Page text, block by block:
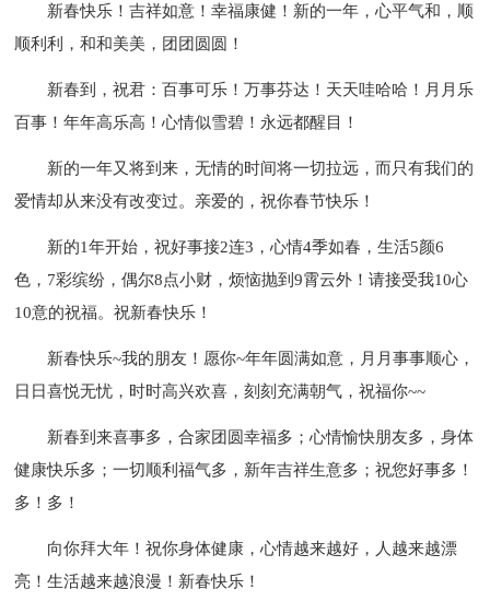
新春快乐！吉祥如意！幸福康健！新的一年，心平气和，顺
顺利利，和和美美，团团圆圆！
新春到，祝君：百事可乐！万事芬达！天天哇哈哈！月月乐
百事！年年高乐高！心情似雪碧！永远都醒目！
新的一年又将到来，无情的时间将一切拉远，而只有我们的
爱情却从来没有改变过。亲爱的，祝你春节快乐！
新的1年开始，祝好事接2连3，心情4季如春，生活5颜6
色，7彩缤纷，偶尔8点小财，烦恼抛到9霄云外！请接受我10心
10意的祝福。祝新春快乐！
新春快乐~我的朋友！愿你~年年圆满如意，月月事事顺心，
日日喜悦无忧，时时高兴欢喜，刻刻充满朝气，祝福你~~
新春到来喜事多，合家团圆幸福多；心情愉快朋友多，身体
健康快乐多；一切顺利福气多，新年吉祥生意多；祝您好事多！
多！多！
向你拜大年！祝你身体健康，心情越来越好，人越来越漂
亮！生活越来越浪漫！新春快乐！